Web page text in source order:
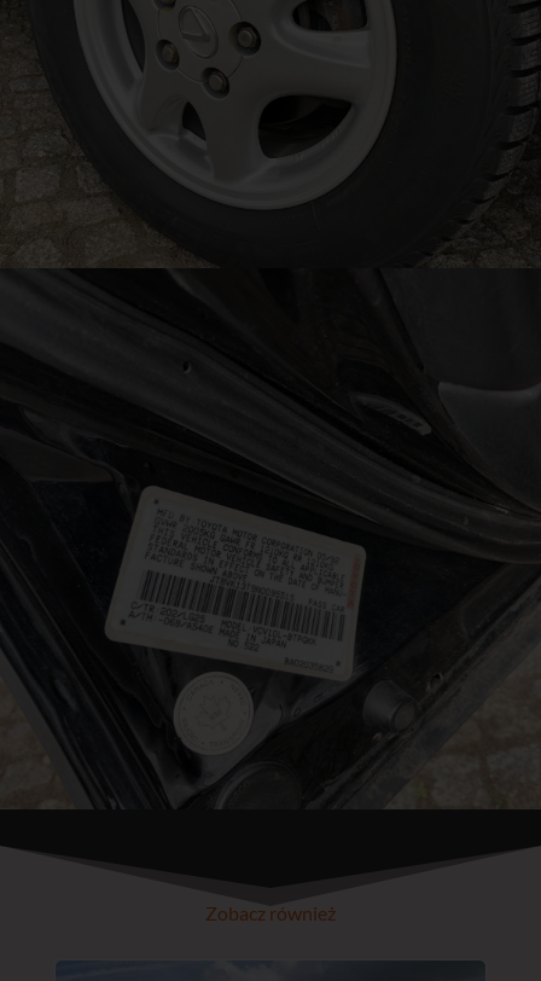
Zobacz również